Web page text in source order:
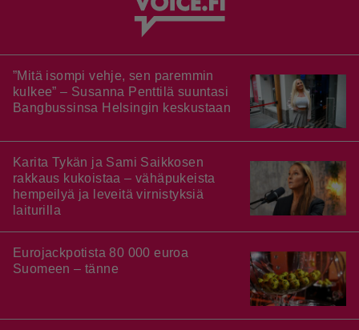
”Mitä isompi vehje, sen paremmin
kulkee” – Susanna Penttilä suuntasi
Bangbussinsa Helsingin keskustaan
Karita Tykän ja Sami Saikkosen
rakkaus kukoistaa – vähäpukeista
hempeilyä ja leveitä virnistyksiä
laiturilla
Eurojackpotista 80 000 euroa
Suomeen – tänne